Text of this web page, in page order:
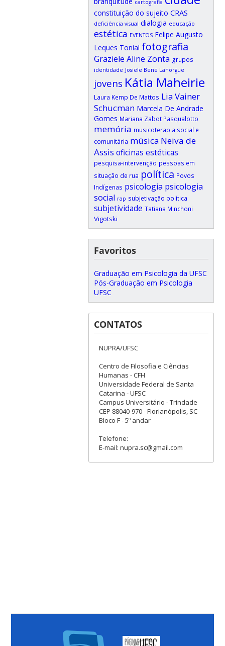
cartografia
constituição do sujeito CRAS
deficiência visual dialogia educação
estética EVENTOS Felipe Augusto
Leques Tonial fotografia
Graziele Aline Zonta grupos
identidade Josiele Bene Lahorgue
jovens Kátia Maheirie
Laura Kemp De Mattos Lia Vainer
Schucman Marcela De Andrade
Gomes Mariana Zabot Pasqualotto
memória musicoterapia social e
comunitária música Neiva de
Assis oficinas estéticas
pesquisa-intervenção pessoas em
situação de rua política Povos
Indígenas psicologia psicologia
social rap subjetivação política
subjetividade Tatiana Minchoni
Vigotski
Favoritos
Graduação em Psicologia da UFSC
Pós-Graduação em Psicologia
UFSC
CONTATOS
NUPRA/UFSC
Centro de Filosofia e Ciências
Humanas - CFH
Universidade Federal de Santa
Catarina - UFSC
Campus Universitário - Trindade
CEP 88040-970 - Florianópolis, SC
Bloco F - 5º andar
Telefone:
E-mail: nupra.sc@gmail.com